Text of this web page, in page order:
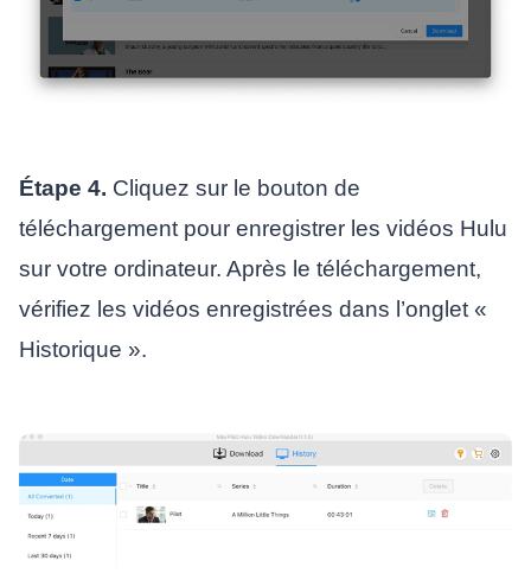
Étape 4. Cliquez sur le bouton de
téléchargement pour enregistrer les vidéos Hulu
sur votre ordinateur. Après le téléchargement,
vérifiez les vidéos enregistrées dans l’onglet «
Historique ».